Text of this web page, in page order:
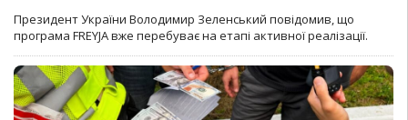
Президент України Володимир Зеленський повідомив, що
програма FREYJA вже перебуває на етапі активної реалізації.